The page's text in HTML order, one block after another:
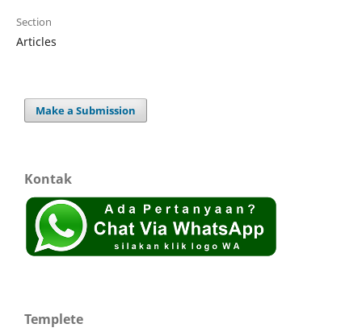
Section
Articles
Make a Submission
Kontak
Templete